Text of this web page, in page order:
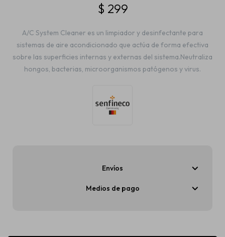
$ 299
A/C System Cleaner es un limpiador y desinfectante para
sistemas de aire acondicionado que actúa de forma efectiva
sobre las superficies internas y externas del sistema.Neutraliza
hongos, bacterias, microorganismos patógenos y virus.
Envíos
Medios de pago
Repuestos
Servicios